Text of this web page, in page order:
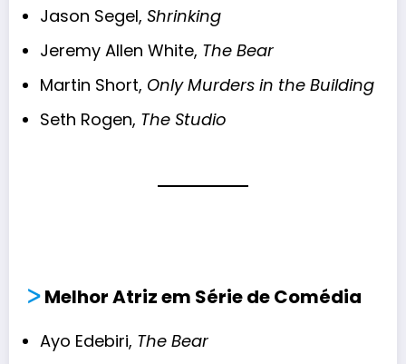
Jason Segel, Shrinking
Jeremy Allen White, The Bear
Martin Short, Only Murders in the Building
Seth Rogen, The Studio
ᐳMelhor Atriz em Série de Comédia
Ayo Edebiri, The Bear